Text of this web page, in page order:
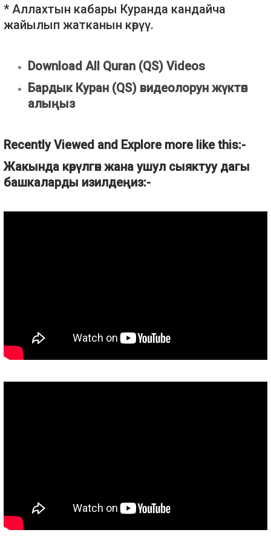
* Аллахтын кабары Куранда кандайча
жайылып жатканын көрүү.
Download All Quran (QS) Videos
Бардык Куран (QS) видеолорун жүктөп
алыңыз
Recently Viewed and Explore more like this:-
Жакында көрүлгөн жана ушул сыяктуу дагы
башкаларды изилдеңиз:-